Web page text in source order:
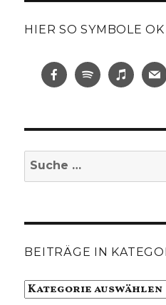
HIER SO SYMBOLE OK
Suche
nach:
BEITRÄGE IN
Beiträge